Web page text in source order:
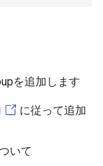
を追加します
に従って追加
いて